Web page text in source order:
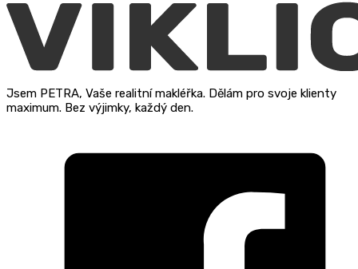
Jsem PETRA, Vaše realitní makléřka. Dělám pro svoje klienty
maximum. Bez výjimky, každý den.